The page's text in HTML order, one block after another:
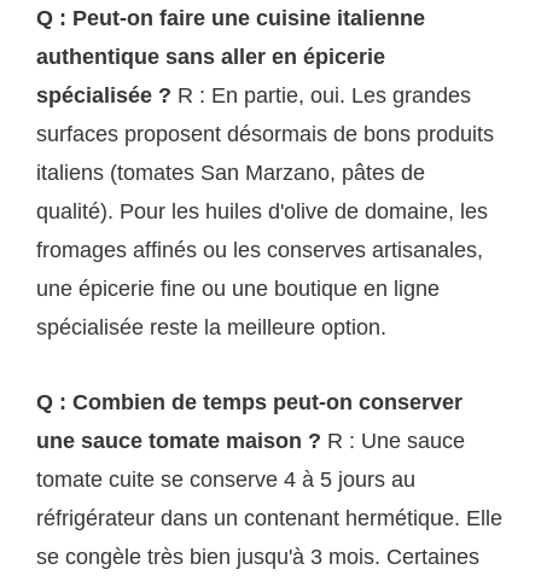
Q : Peut-on faire une cuisine italienne
authentique sans aller en épicerie
spécialisée ? R : En partie, oui. Les grandes
surfaces proposent désormais de bons produits
italiens (tomates San Marzano, pâtes de
qualité). Pour les huiles d'olive de domaine, les
fromages affinés ou les conserves artisanales,
une épicerie fine ou une boutique en ligne
spécialisée reste la meilleure option.
Q : Combien de temps peut-on conserver
une sauce tomate maison ? R : Une sauce
tomate cuite se conserve 4 à 5 jours au
réfrigérateur dans un contenant hermétique. Elle
se congèle très bien jusqu'à 3 mois. Certaines